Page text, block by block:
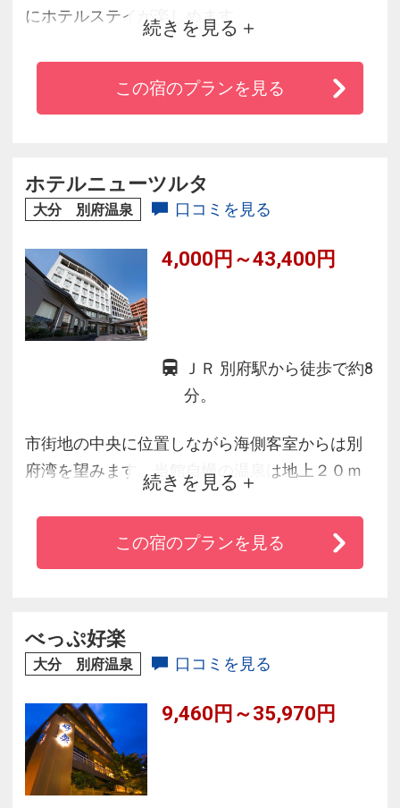
にホテルステイが楽しめます
◆露天、サウナを備えた、心ゆくまで別府の湯
を満喫できる温泉大浴場が自慢！
◆お好みにより選べる和、洋のバラエティ豊か
◆会議室、宴会場、マッサージ、２００台収容
の無料駐車場完備の開放的なリゾートホテルで
続きを見る
この宿のプランを見る
ホテルニューツルタ
大分 別府温泉 口コミを見る
4,000円～43,400円
ＪＲ 別府駅から徒歩で約8
分。
市街地の中央に位置しながら海側客室からは別
府湾を望みます。当館自慢の温泉は地上２０ｍ
の湯殿から別府湾・高崎山を望む絶景、良質な
無色透明の塩化物泉が湧出しており心と体を癒
してくれます。
続きを見る
この宿のプランを見る
べっぷ好楽
大分 別府温泉 口コミを見る
9,460円～35,970円